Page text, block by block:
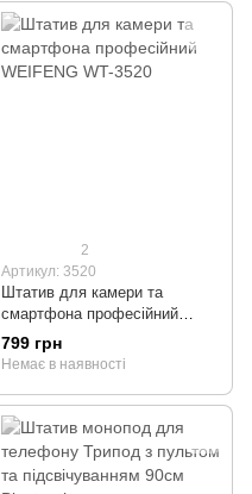
2
Артикул: 3520
Штатив для камери та
смартфона професійний
WEIFENG WT-3520
799 грн
Немає в наявності